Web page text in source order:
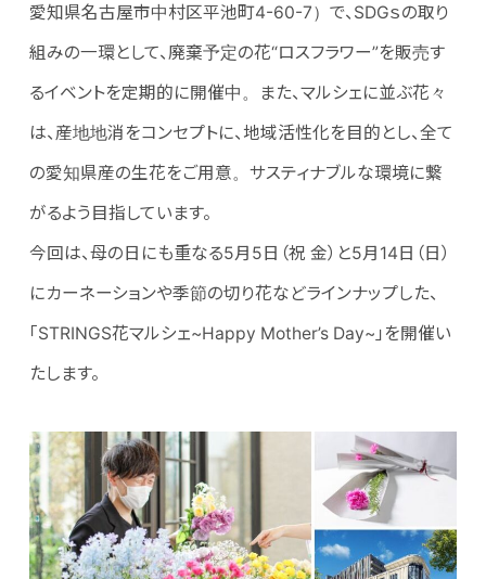
愛知県名古屋市中村区平池町4-60-7）で、SDGｓの取り
組みの一環として、廃棄予定の花“ロスフラワー”を販売す
るイベントを定期的に開催中。また、マルシェに並ぶ花々
は、産地地消をコンセプトに、地域活性化を目的とし、全て
の愛知県産の生花をご用意。サスティナブルな環境に繋
がるよう目指しています。
今回は、母の日にも重なる5月5日（祝 金）と5月14日（日）
にカーネーションや季節の切り花などラインナップした、
「STRINGS花マルシェ~Happy Mother’s Day~」を開催い
たします。